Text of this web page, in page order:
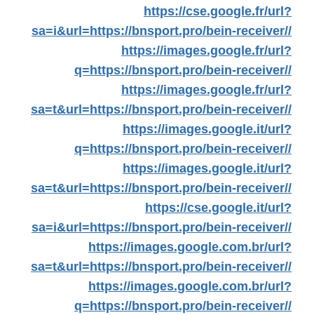
https://cse.google.fr/url?
sa=i&url=https://bnsport.pro/bein-receiver//
https://images.google.fr/url?
q=https://bnsport.pro/bein-receiver//
https://images.google.fr/url?
sa=t&url=https://bnsport.pro/bein-receiver//
https://images.google.it/url?
q=https://bnsport.pro/bein-receiver//
https://images.google.it/url?
sa=t&url=https://bnsport.pro/bein-receiver//
https://cse.google.it/url?
sa=i&url=https://bnsport.pro/bein-receiver//
https://images.google.com.br/url?
sa=t&url=https://bnsport.pro/bein-receiver//
https://images.google.com.br/url?
q=https://bnsport.pro/bein-receiver//